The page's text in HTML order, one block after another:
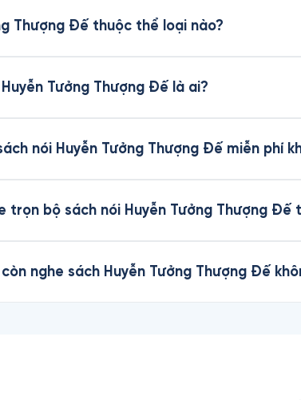
Thượng Đế thuộc thể loại nào?
Tưởng Thượng Đế là ai?
nói Huyễn Tưởng Thượng Đế miễn phí
trọn bộ sách nói Huyễn Tưởng Thượng Đế
nghe sách Huyễn Tưởng Thượng Đế